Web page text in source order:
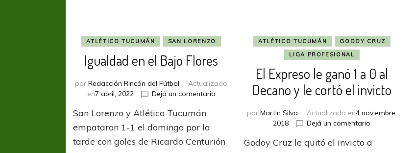
ATLÉTICO TUCUMÁN SAN LORENZO
Igualdad en el Bajo Flores
porRedacción Rincón del Fútbol
Actualizado
en7 abril, 2022 Dejá un comentarioen
Flores
San Lorenzo y Atlético Tucumán
empataron 1-1 el domingo por la
tarde con goles de Ricardo Centurión
ATLÉTICO TUCUMÁN
GODOY CRUZ
LIGA PROFESIONAL
El Expreso le ganó 1 a 0 al
Decano y le cortó el invicto
por Martin Silva Actualizado en4 noviembre,
2018
Dejá un comentario
Expreso
Godoy Cruz le quitó el invicto a